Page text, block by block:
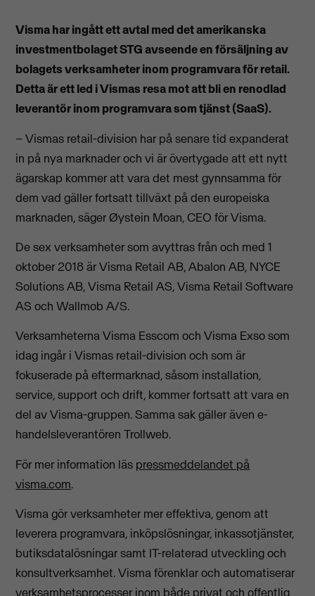
Visma har ingått ett avtal med det amerikanska
investmentbolaget STG avseende en försäljning av
bolagets verksamheter inom programvara för retail.
Detta är ett led i Vismas resa mot att bli en renodlad
leverantör inom programvara som tjänst (SaaS).
– Vismas retail-division har på senare tid expanderat
in på nya marknader och vi är övertygade att ett nytt
ägarskap kommer att vara det mest gynnsamma för
dem vad gäller fortsatt tillväxt på den europeiska
marknaden, säger Øystein Moan, CEO för Visma.
De sex verksamheter som avyttras från och med 1
oktober 2018 är Visma Retail AB, Abalon AB, NYCE
Solutions AB, Visma Retail AS, Visma Retail Software
AS och Wallmob A/S.
Verksamheterna Visma Esscom och Visma Exso som
idag ingår i Vismas retail-division och som är
fokuserade på eftermarknad, såsom installation,
service, support och drift, kommer fortsatt att vara en
del av Visma-gruppen. Samma sak gäller även e-
handelsleverantören Trollweb.
För mer information läs pressmeddelandet på
visma.com.
Visma gör verksamheter mer effektiva, genom att
leverera programvara, inköpslösningar, inkassotjänster,
butiksdatalösningar samt IT-relaterad utveckling och
konsultverksamhet. Visma förenklar och automatiserar
verksamhetsprocesser inom både privat och offentlig